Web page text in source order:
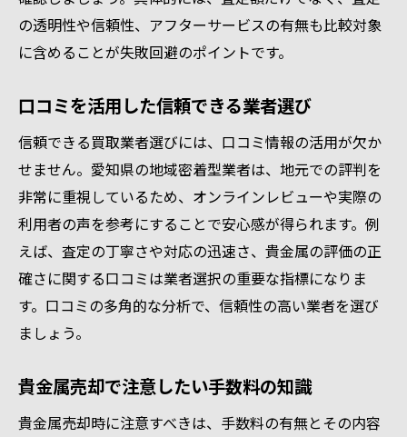
の透明性や信頼性、アフターサービスの有無も比較対象
に含めることが失敗回避のポイントです。
口コミを活用した信頼できる業者選び
信頼できる買取業者選びには、口コミ情報の活用が欠か
せません。愛知県の地域密着型業者は、地元での評判を
非常に重視しているため、オンラインレビューや実際の
利用者の声を参考にすることで安心感が得られます。例
えば、査定の丁寧さや対応の迅速さ、貴金属の評価の正
確さに関する口コミは業者選択の重要な指標になりま
す。口コミの多角的な分析で、信頼性の高い業者を選び
ましょう。
貴金属売却で注意したい手数料の知識
貴金属売却時に注意すべきは、手数料の有無とその内容